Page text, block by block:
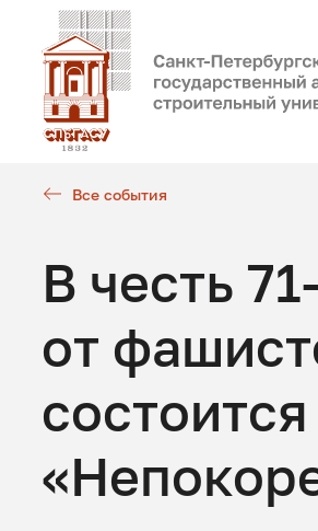
Все события
В честь
от